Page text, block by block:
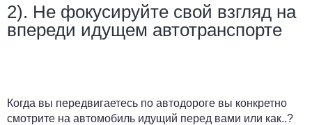
2). Не фокусируйте свой взгляд на
впереди идущем автотранспорте
Когда вы передвигаетесь по автодороге вы конкретно
смотрите на автомобиль идущий перед вами или как..?